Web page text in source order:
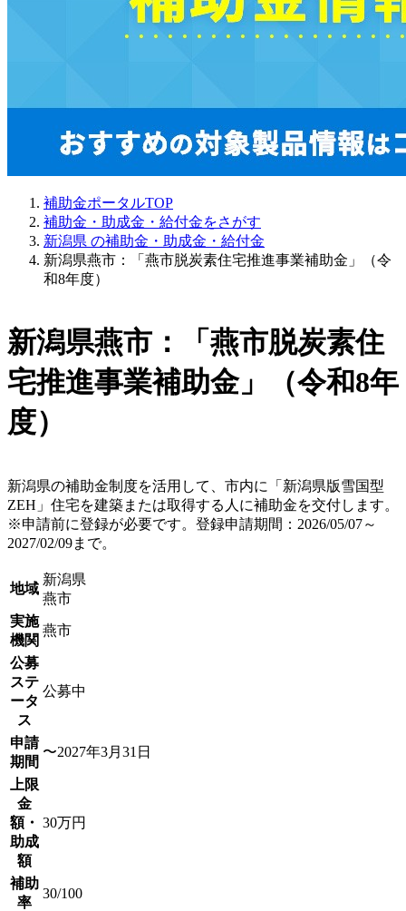
補助金ポータルTOP
補助金・助成金・給付金をさがす
新潟県 の補助金・助成金・給付金
新潟県燕市：「燕市脱炭素住宅推進事業補助金」（令
和8年度）
新潟県燕市：「燕市脱炭素住
宅推進事業補助金」（令和8年
度）
新潟県の補助金制度を活用して、市内に「新潟県版雪国型
ZEH」住宅を建築または取得する人に補助金を交付します。
※申請前に登録が必要です。登録申請期間：2026/05/07～
2027/02/09まで。
地域
新潟県
燕市
実施
機関
燕市
公募
ステ
ータ
ス
公募中
申請
期間
〜2027年3月31日
上限
金
額・
助成
額
30万円
補助
率
30/100